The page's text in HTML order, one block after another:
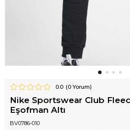
0.0 (0Yorum)
Nike Sportswear Club
Eşofman Altı
BV0786-010